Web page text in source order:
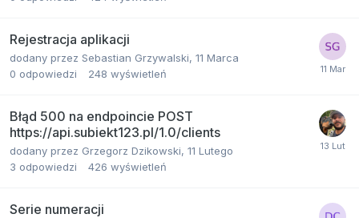
Rejestracja aplikacji
dodany przez Sebastian Grzywalski, 11 Marca
0 odpowiedzi 248 wyświetleń
Błąd 500 na endpoincie POST
https://api.subiekt123.pl/1.0/clients
dodany przez Grzegorz Dzikowski, 11 Lutego
3 odpowiedzi 426 wyświetleń
Serie numeracji